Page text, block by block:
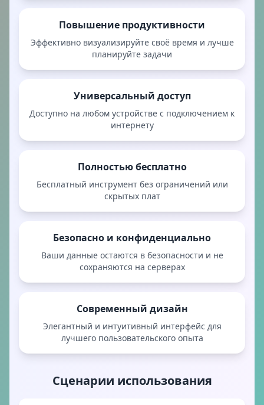
Повышение продуктивности
Эффективно визуализируйте своё время и лучше
планируйте задачи
Универсальный доступ
Доступно на любом устройстве с подключением к
интернету
Полностью бесплатно
Бесплатный инструмент без ограничений или
скрытых плат
Безопасно и конфиденциально
Ваши данные остаются в безопасности и не
сохраняются на серверах
Современный дизайн
Элегантный и интуитивный интерфейс для
лучшего пользовательского опыта
Сценарии использования